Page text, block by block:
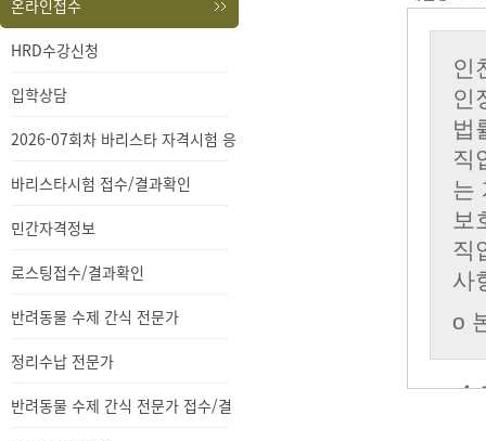
온라인접수
HRD수강신청
입학상담
2026-07회차 바리스타 자격시험 응
시
바리스타시험 접수/결과확인
민간자격정보
로스팅접수/결과확인
반려동물 수제 간식 전문가
정리수납 전문가
반려동물 수제 간식 전문가 접수/결